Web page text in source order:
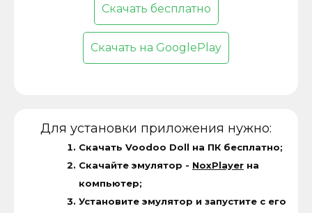
Скачать бесплатно
Скачать на GooglePlay
Для установки приложения нужно:
Скачать Voodoo Doll на ПК бесплатно;
Скачайте эмулятор - NoxPlayerна
компьютер;
Установите эмулятор и запустите с его